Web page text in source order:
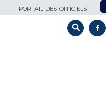
PORTAIL DES OFFICIELS